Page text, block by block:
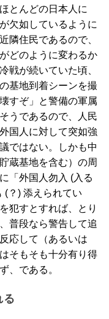
とんどの日本人に
欠如しているように
隣住民であるので、
どのように変わるか
戦が続いていた頃、
基地到着シーンを撮
すぞ」と警備の軍属
うであるので、人民
国人に対して突如強
ではない。しかも中
蔵基地を含む）の周
「外国人勿入 (入る
(？) 添えられてい
犯すとすれば、とり
普段なら警告して追
応して（あるいは
そもそも十分有り得
、である。
る